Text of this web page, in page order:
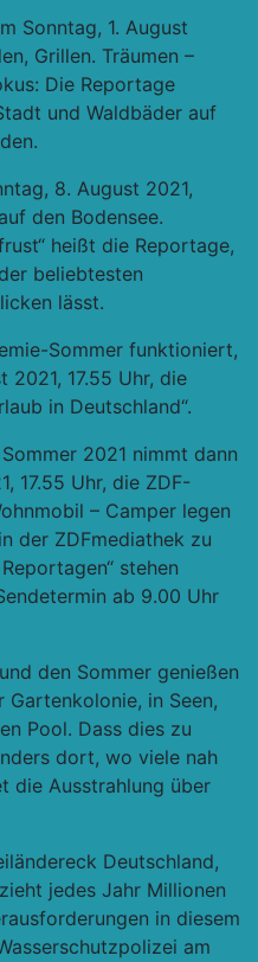
Sonntag, 1. August
Grillen. Träumen –
Die Reportage
und Waldbäder auf
8. August 2021,
den Bodensee.
heißt die Reportage,
beliebtesten
lässt.
Sommer funktioniert,
2021, 17.55 Uhr, die
in Deutschland“.
2021 nimmt dann
17.55 Uhr, die ZDF-
– Camper legen
der ZDFmediathek zu
stehen
ab 9.00 Uhr
den Sommer genießen
in Seen,
Pool. Dass dies zu
dort, wo viele nah
die Ausstrahlung über
Deutschland,
jedes Jahr Millionen
in diesem
am